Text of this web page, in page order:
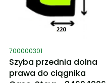
Kod produktu
700000301
Szyba przednia dolna
prawa do ciągnika